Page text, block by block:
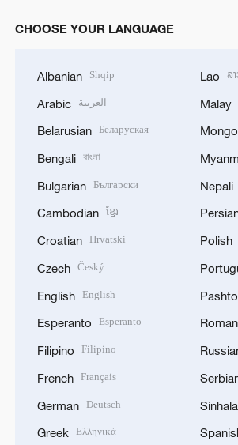
CHOOSE YOUR LANGUAGE
Albanian Shqip
Arabic العربية
Belarusian Беларуская
Bengali বাংলা
Bulgarian Български
Cambodian ខ្មែរ
Croatian Hrvatski
Czech Český
English English
Esperanto Esperanto
Filipino Filipino
French Français
German Deutsch
Greek Ελληνικά
Lao ລ
Malay
Nepali
Polish
Pashto
Sinhala